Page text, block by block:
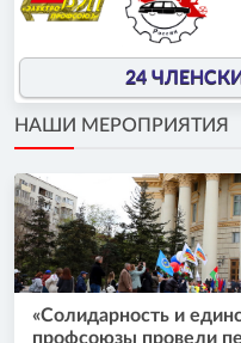
24
НАШИ МЕРОПРИЯТИЯ
«Солидарность и
профсоюзы провели